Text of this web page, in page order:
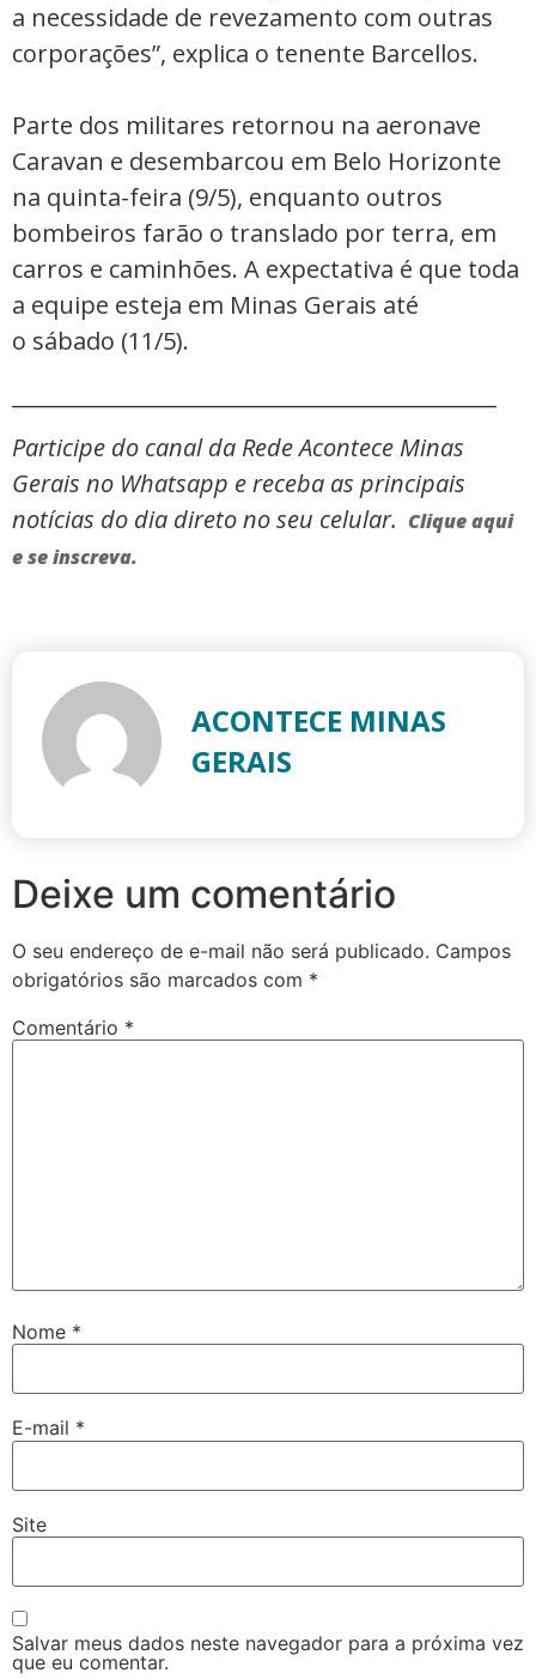
a necessidade de revezamento com outras
corporações”, explica o tenente Barcellos.
Parte dos militares retornou na aeronave
Caravan e desembarcou em Belo Horizonte
na quinta-feira (9/5), enquanto outros
bombeiros farão o translado por terra, em
carros e caminhões. A expectativa é que toda
a equipe esteja em Minas Gerais até
o sábado (11/5).
Participe do canal da Rede Acontece Minas
Gerais no Whatsapp e receba as principais
notícias do dia direto no seu celular. Clique aqui
e se inscreva.
ACONTECE MINAS
GERAIS
Deixe um comentário
O seu endereço de e-mail não será publicado. Campos
obrigatórios são marcados com *
Comentário *
Nome *
E-mail *
Site
Salvar meus dados neste navegador para a próxima vez
que eu comentar.